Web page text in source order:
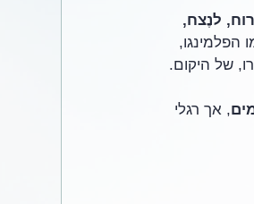
לנֶצח,
הפלמינגו,
של היקום.
, אך רגלי